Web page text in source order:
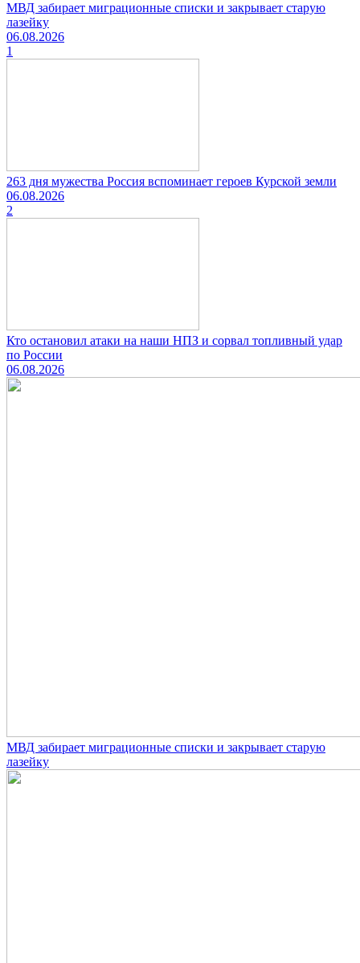
МВД забирает миграционные списки и закрывает старую
лазейку
06.08.2026
1
263 дня мужества Россия вспоминает героев Курской земли
06.08.2026
2
Кто остановил атаки на наши НПЗ и сорвал топливный удар
по России
06.08.2026
МВД забирает миграционные списки и закрывает старую
лазейку